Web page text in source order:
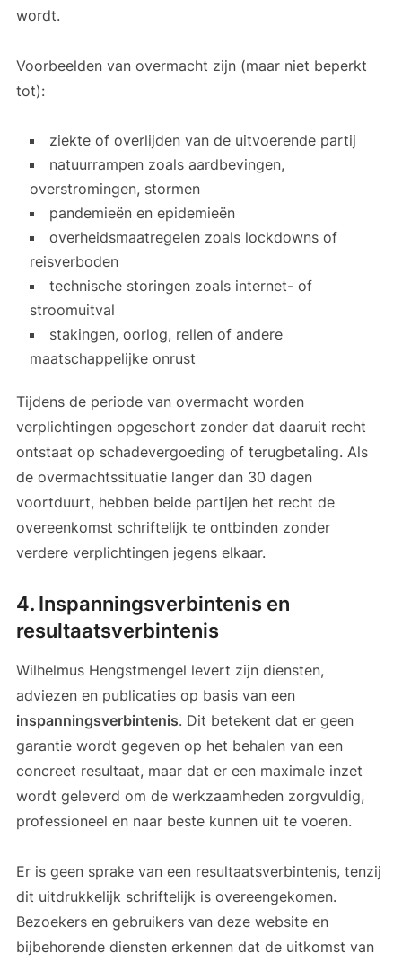
wordt.
Voorbeelden van overmacht zijn (maar niet beperkt
tot):
ziekte of overlijden van de uitvoerende partij
natuurrampen zoals aardbevingen,
overstromingen, stormen
pandemieën en epidemieën
overheidsmaatregelen zoals lockdowns of
reisverboden
technische storingen zoals internet- of
stroomuitval
stakingen, oorlog, rellen of andere
maatschappelijke onrust
Tijdens de periode van overmacht worden
verplichtingen opgeschort zonder dat daaruit recht
ontstaat op schadevergoeding of terugbetaling. Als
de overmachtssituatie langer dan 30 dagen
voortduurt, hebben beide partijen het recht de
overeenkomst schriftelijk te ontbinden zonder
verdere verplichtingen jegens elkaar.
4. Inspanningsverbintenis en
resultaatsverbintenis
Wilhelmus Hengstmengel levert zijn diensten,
adviezen en publicaties op basis van een
inspanningsverbintenis. Dit betekent dat er geen
garantie wordt gegeven op het behalen van een
concreet resultaat, maar dat er een maximale inzet
wordt geleverd om de werkzaamheden zorgvuldig,
professioneel en naar beste kunnen uit te voeren.
Er is geen sprake van een resultaatsverbintenis, tenzij
dit uitdrukkelijk schriftelijk is overeengekomen.
Bezoekers en gebruikers van deze website en
bijbehorende diensten erkennen dat de uitkomst van